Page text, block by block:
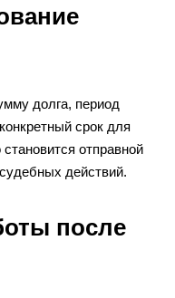
долга, период
срок для
отправной
действий.
после